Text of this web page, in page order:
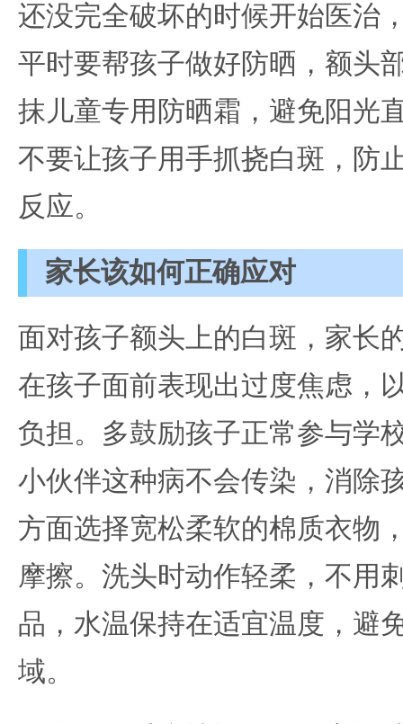
还没完全破坏的时候开始医治
平时要帮孩子做好防晒，额头
抹儿童专用防晒霜，避免阳光
不要让孩子用手抓挠白斑，防
反应。
家长该如何正确应对
面对孩子额头上的白斑，家长
在孩子面前表现出过度焦虑，
负担。多鼓励孩子正常参与学
小伙伴这种病不会传染，消除
方面选择宽松柔软的棉质衣物
摩擦。洗头时动作轻柔，不用
品，水温保持在适宜温度，避
域。